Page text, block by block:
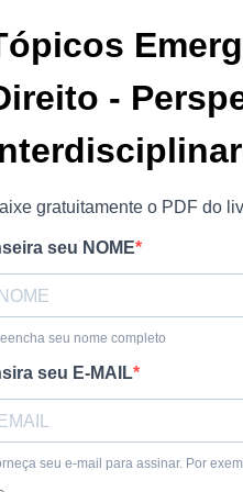
-
gratuitamente o PDF do
seu NOME
seu nome completo
seu E-MAIL
seu e-mail para assinar. Por